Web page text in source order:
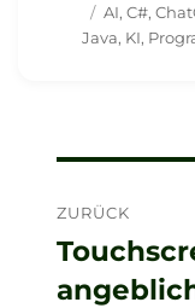
AI,C#,
Java, KI,
ZURÜCK
Vorheriger
Beitrag: